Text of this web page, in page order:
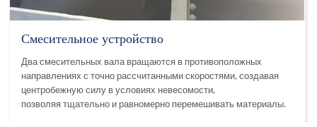
Смесительное устройство
Два смесительных вала вращаются в противоположных
направлениях с точно рассчитанными скоростями, создавая
центробежную силу в условиях невесомости,
позволяя тщательно и равномерно перемешивать материалы.